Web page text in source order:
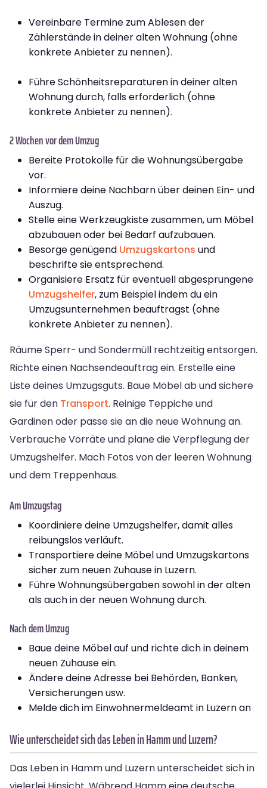
Vereinbare Termine zum Ablesen der
Zählerstände in deiner alten Wohnung (ohne
konkrete Anbieter zu nennen).
Führe Schönheitsreparaturen in deiner alten
Wohnung durch, falls erforderlich (ohne
konkrete Anbieter zu nennen).
2 Wochen vor dem Umzug
Bereite Protokolle für die Wohnungsübergabe
vor.
Informiere deine Nachbarn über deinen Ein- und
Auszug.
Stelle eine Werkzeugkiste zusammen, um Möbel
abzubauen oder bei Bedarf aufzubauen.
Besorge genügend Umzugskartons und
beschrifte sie entsprechend.
Organisiere Ersatz für eventuell abgesprungene
Umzugshelfer, zum Beispiel indem du ein
Umzugsunternehmen beauftragst (ohne
konkrete Anbieter zu nennen).
Räume Sperr- und Sondermüll rechtzeitig entsorgen.
Richte einen Nachsendeauftrag ein. Erstelle eine
Liste deines Umzugsguts. Baue Möbel ab und sichere
sie für den Transport. Reinige Teppiche und
Gardinen oder passe sie an die neue Wohnung an.
Verbrauche Vorräte und plane die Verpflegung der
Umzugshelfer. Mach Fotos von der leeren Wohnung
und dem Treppenhaus.
Am Umzugstag
Koordiniere deine Umzugshelfer, damit alles
reibungslos verläuft.
Transportiere deine Möbel und Umzugskartons
sicher zum neuen Zuhause in Luzern.
Führe Wohnungsübergaben sowohl in der alten
als auch in der neuen Wohnung durch.
Nach dem Umzug
Baue deine Möbel auf und richte dich in deinem
neuen Zuhause ein.
Ändere deine Adresse bei Behörden, Banken,
Versicherungen usw.
Melde dich im Einwohnermeldeamt in Luzern an
Wie unterscheidet sich das Leben in Hamm und Luzern?
Das Leben in Hamm und Luzern unterscheidet sich in